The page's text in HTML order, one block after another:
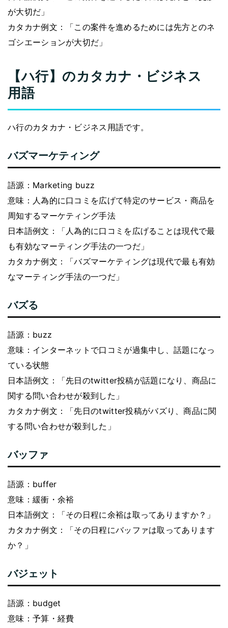
が大切だ」
カタカナ例文：「この案件を進めるためには先方とのネ
ゴシエーションが大切だ」
【ハ行】のカタカナ・ビジネス
用語
ハ行のカタカナ・ビジネス用語です。
バズマーケティング
語源：Marketing buzz
意味：人為的に口コミを広げて特定のサービス・商品を
周知するマーケティング手法
日本語例文：「人為的に口コミを広げることは現代で最
も有効なマーティング手法の一つだ」
カタカナ例文：「バズマーケティングは現代で最も有効
なマーティング手法の一つだ」
バズる
語源：buzz
意味：インターネットで口コミが過集中し、話題になっ
ている状態
日本語例文：「先日のtwitter投稿が話題になり、商品に
関する問い合わせが殺到した」
カタカナ例文：「先日のtwitter投稿がバズり、商品に関
する問い合わせが殺到した」
バッファ
語源：buffer
意味：緩衝・余裕
日本語例文：「その日程に余裕は取ってありますか？」
カタカナ例文：「その日程にバッファは取ってあります
か？」
バジェット
語源：budget
意味：予算・経費